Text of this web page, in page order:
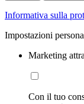
Informativa sulla
Impostazioni
Marketing
Con il tuo